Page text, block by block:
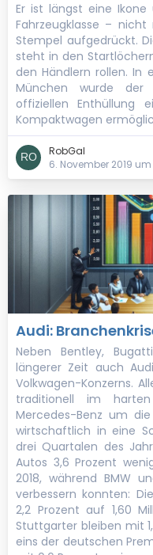
Er ist längst eine
Fahrzeugklasse –
Stempel aufgedrückt.
steht in den
den Händlern rollen. In
München wurde der
offiziellen Enthüllung
Kompaktwagen
RobGal
6. November 2019 um
Audi:
Neben Bentley,
längerer Zeit auch
Volkwagen-Konzerns.
traditionell im
Mercedes-Benz um
wirtschaftlich in eine
drei Quartalen des
Autos 3,6 Prozent
2018, während BMW
verbessern konnten:
2,2 Prozent auf 1,60
Stuttgarter bleiben mit
eins der deutschen